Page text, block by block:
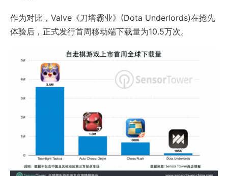
作为对比，Valve《刀塔霸业》(Dota Underlords)在抢先
体验后，正式发行首周移动端下载量为10.5万次。